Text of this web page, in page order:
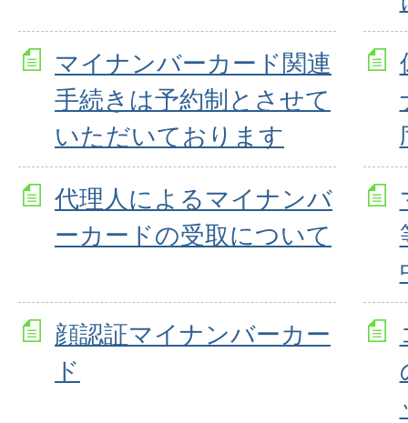
マイナンバーカード関連
手続きは予約制とさせて
いただいております
代理人によるマイナンバ
ーカードの受取について
顔認証マイナンバーカー
ド